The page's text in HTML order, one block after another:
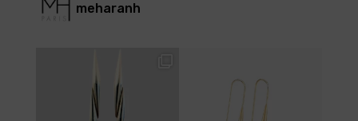
meharanh